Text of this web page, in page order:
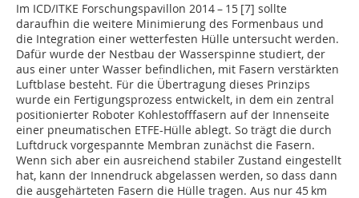
Im ICD/ITKE Forschungspavillon 2014 – 15 [7] sollte
daraufhin die weitere Minimierung des Formenbaus und
die Integration einer wetterfesten Hülle untersucht werden.
Dafür wurde der Nestbau der Wasserspinne studiert, der
aus einer unter Wasser befindlichen, mit Fasern verstärkten
Luftblase besteht. Für die Übertragung dieses Prinzips
wurde ein Fertigungsprozess entwickelt, in dem ein zentral
positionierter Roboter Kohlestofffasern auf der Innenseite
einer pneumatischen ETFE-Hülle ablegt. So trägt die durch
Luftdruck vorgespannte Membran zunächst die Fasern.
Wenn sich aber ein ausreichend stabiler Zustand eingestellt
hat, kann der Innendruck abgelassen werden, so dass dann
die ausgehärteten Fasern die Hülle tragen. Aus nur 45 km